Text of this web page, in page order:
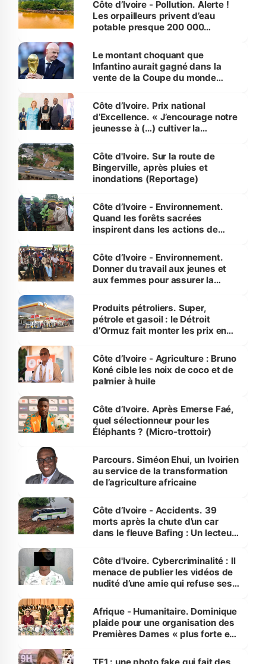
Côte d’Ivoire - Pollution. Alerte !
Les orpailleurs privent d’eau
potable presque 200 000
Le montant choquant que
Infantino aurait gagné dans la
vente de la Coupe du monde
Côte d’Ivoire. Prix national
d’Excellence. « J’encourage notre
jeunesse à (…) cultiver la
(Alassane Ouattara
Côte d'Ivoire. Sur la route de
Bingerville, après pluies et
inondations (Reportage)
Côte d’Ivoire - Environnement.
Quand les forêts sacrées
inspirent dans les actions de
Côte d’Ivoire - Environnement.
Donner du travail aux jeunes et
aux femmes pour assurer la
menacées
Produits pétroliers. Super,
pétrole et gasoil : le Détroit
d’Ormuz fait monter les prix en
Côte d’Ivoire - Agriculture : Bruno
Koné cible les noix de coco et de
palmier à huile
Côte d’Ivoire. Après Emerse Faé,
quel sélectionneur pour les
Éléphants ? (Micro-trottoir)
Parcours. Siméon Ehui, un Ivoirien
au service de la transformation
de l’agriculture africaine
Côte d’Ivoire - Accidents. 39
morts après la chute d’un car
dans le fleuve Bafing : Un lecteur
des Transports
Côte d'Ivoire. Cybercriminalité : Il
menace de publier les vidéos de
nudité d’une amie qui refuse ses
Afrique - Humanitaire. Dominique
plaide pour une organisation des
Premières Dames « plus forte et
sur la scène internationale »
TF1 : une photo fake qui fait des